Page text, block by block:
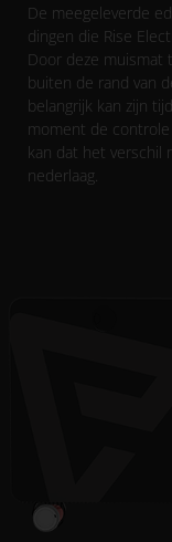
De meegeleverde
dingen die Rise
Door deze muismat
buiten de rand van
belangrijk kan zijn
moment de
kan dat het verschil
nederlaag.